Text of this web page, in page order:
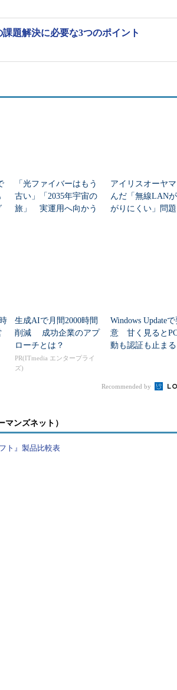
タ
作の原因調査に使用する。運用管理
者が必須監査が行われていることを
の
到達しているか、リスナーが正常に
ことがトラブル解決対策の第一歩にな
の傍ら、顧客の未解決トラブルを1つでも多
題解決に必要な3つのポイント
「光ファイバーはもう
古い」「2035年宇宙の
旅」 実運用へ向かう
アイリスオーヤ
んだ「無線LAN
がりにくい」問
生成AIで月間2000時間
削減 成功企業のアプ
ローチとは？
PR(ITmedia エンタープライ
ズ)
Windows Update
意 甘く見ると
動も認証も止ま
Recommended by
ンズネット）
ト』製品比較表